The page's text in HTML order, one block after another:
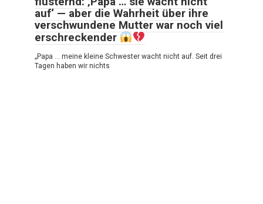
auf‘ — aber die Wahrheit über ihre
verschwundene Mutter war noch viel
erschreckender
„Papa … meine kleine Schwester wacht nicht auf. Seit drei
Tagen haben wir nichts